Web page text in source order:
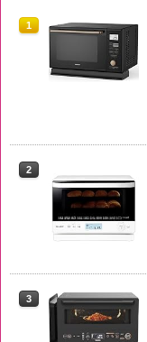
1
1
2
3
1
3
1
2
3